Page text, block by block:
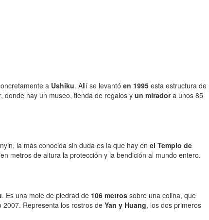
a Ushiku. Allí se levantó en 1995 esta estructura de
donde hay un museo, tienda de regalos y un miradora unos 85
la más conocida sin duda es la que hay en el Templo de
metros de altura la protección y la bendición al mundo entero.
. Es una mole de piedrad de 106 metros sobre una colina, que
Representa los rostros de Yan y Huang, los dos primeros